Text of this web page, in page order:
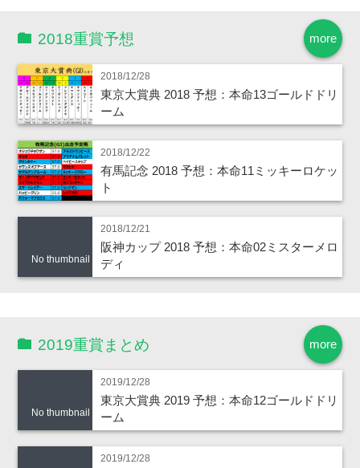
more
2018重賞予想
2018/12/28
東京大賞典 2018 予想：本命13ゴールドドリ
ーム
2018/12/22
有馬記念 2018 予想：本命11ミッキーロケッ
ト
No thumbnail
2018/12/21
阪神カップ 2018 予想：本命02ミスターメロ
ディ
more
2019重賞まとめ
No thumbnail
2019/12/28
東京大賞典 2019 予想：本命12ゴールドドリ
ーム
2019/12/28